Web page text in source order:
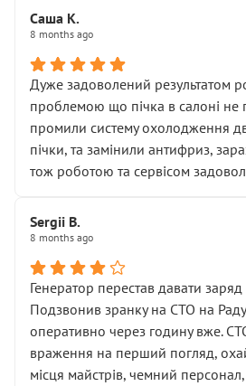
Саша К.
8 months ago
Дуже задоволений результатом
проблемою що пічка в салоні не
промили систему охолодження
пічки, та замінили антифриз,
тож роботою та сервісом
Sergii B.
8 months ago
Генератор перестав давати
Подзвонив зранку на СТО на
оперативно через годину вже.
враження на перший погляд,
місця майстрів, чемний персонал,